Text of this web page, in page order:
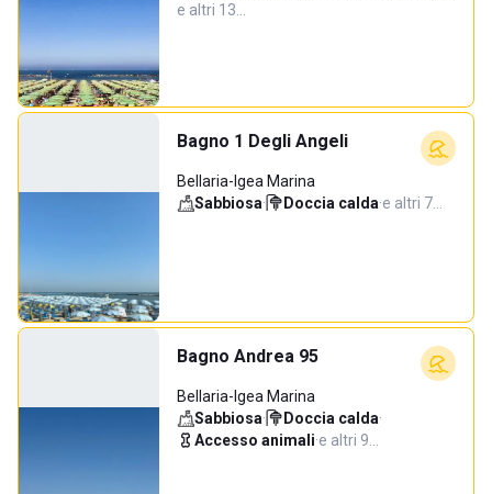
e altri 13…
Bagno 1 Degli Angeli
Bellaria-Igea Marina
Sabbiosa· Doccia calda·e altri 7…
Bagno Andrea 95
Bellaria-Igea Marina
Sabbiosa· Doccia calda·
Accesso animali·e altri 9…